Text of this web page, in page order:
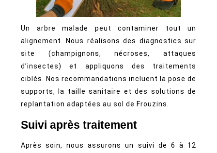
Un arbre malade peut contaminer tout un
alignement. Nous réalisons des diagnostics sur
site (champignons, nécroses, attaques
d’insectes) et appliquons des traitements
ciblés. Nos recommandations incluent la pose de
supports, la taille sanitaire et des solutions de
replantation adaptées au sol de Frouzins.
Suivi après traitement
Après soin, nous assurons un suivi de 6 à 12